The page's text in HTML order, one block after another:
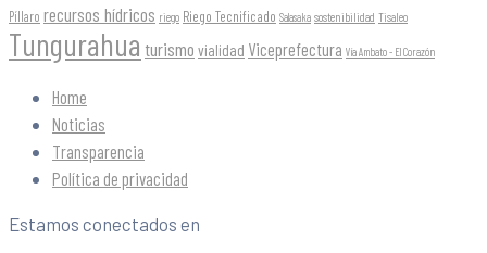
Píllaro recursos hídricos riego Riego Tecnificado Salasaka sostenibilidad Tisaleo
Tungurahua turismo vialidad Viceprefectura Vía Ambato - El Corazón
Home
Noticias
Transparencia
Política de privacidad
Estamos conectados en